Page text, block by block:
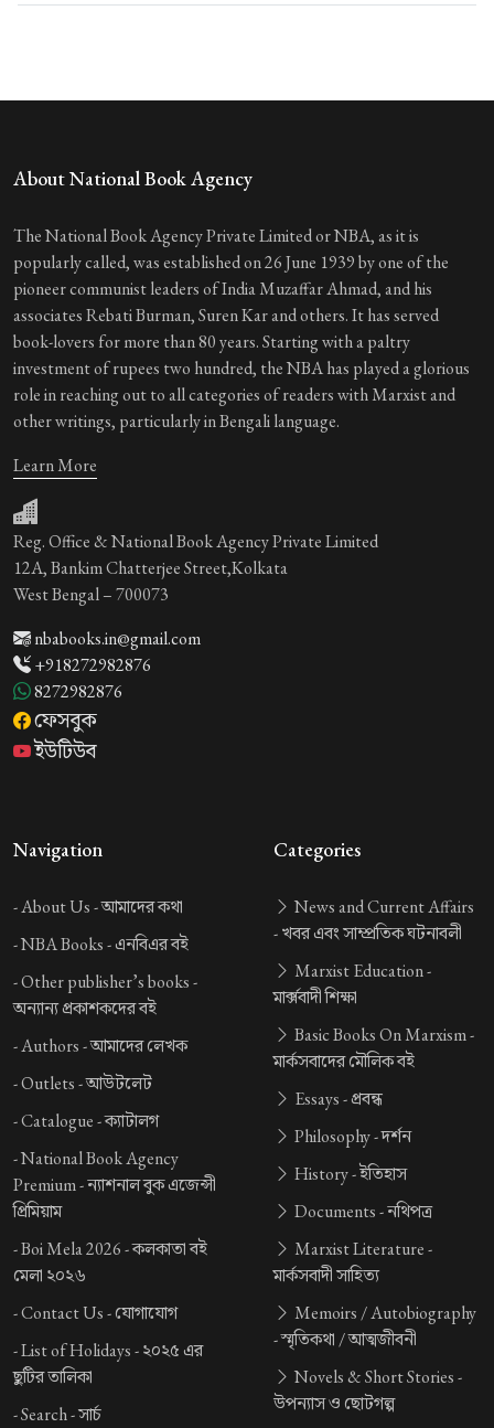
About National Book Agency
The National Book Agency Private Limited or NBA, as it is
popularly called, was established on 26 June 1939 by one of the
pioneer communist leaders of India Muzaffar Ahmad, and his
associates Rebati Burman, Suren Kar and others. It has served
book-lovers for more than 80 years. Starting with a paltry
investment of rupees two hundred, the NBA has played a glorious
role in reaching out to all categories of readers with Marxist and
other writings, particularly in Bengali language.
Learn More
Reg. Office & National Book Agency Private Limited
12A, Bankim Chatterjee Street,Kolkata
West Bengal – 700073
nbabooks.in@gmail.com
+918272982876
8272982876
ফেসবুক
ইউটিউব
Navigation
-About Us -আমাদের কথা
-NBA Books -এনবিএর বই
-Other publisher’s books -
অন্যান্য প্রকাশকদের বই
-Authors -আমাদের লেখক
-Outlets -আউটলেট
-Catalogue -ক্যাটালগ
-National Book Agency
Premium -ন্যাশনাল বুক এজেন্সী
প্রিমিয়াম
-Boi Mela 2026 -কলকাতা বই
মেলা ২০২৬
-Contact Us -যোগাযোগ
-List of Holidays -২০২৫ এর
ছুটির তালিকা
-Search -সার্চ
Categories
News and Current Affairs
-খবর এবং সাম্প্রতিক ঘটনাবলী
Marxist Education -
মার্ক্সবাদী শিক্ষা
Basic Books On Marxism -
মার্কসবাদের মৌলিক বই
Essays -প্রবন্ধ
Philosophy -দর্শন
History -ইতিহাস
Documents -নথিপত্র
Marxist Literature -
মার্কসবাদী সাহিত্য
Memoirs / Autobiography
-স্মৃতিকথা / আত্মজীবনী
Novels & Short Stories -
উপন্যাস ও ছোটগল্প